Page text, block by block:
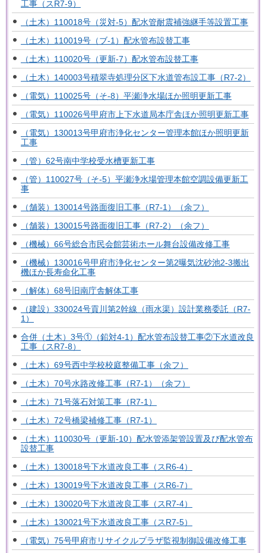
工事（スR7-9）
（土木）110018号（災対-5）配水管耐震補強継手等設置工事
（土木）110019号（ブ-1）配水管布設替工事
（土木）110020号（更新-7）配水管布設替工事
（土木）140003号積翠寺処理分区下水道管布設工事（R7-2）
（電気）110025号（そ-8）平瀬浄水場ほか照明更新工事
（電気）110026号甲府市上下水道局本庁舎ほか照明更新工事
（電気）130013号甲府市浄化センター管理本館ほか照明更新
工事
（管）62号南中学校受水槽更新工事
（管）110027号（そ-5）平瀬浄水場管理本館空調設備更新工
事
（舗装）130014号路面復旧工事（R7-1）（余フ）
（舗装）130015号路面復旧工事（R7-2）（余フ）
（機械）66号総合市民会館芸術ホール舞台設備改修工事
（機械）130016号甲府市浄化センター第2曝気沈砂池2-3搬出
機ほか長寿命化工事
（解体）68号旧南庁舎解体工事
（建設）330024号貢川第2幹線（雨水渠）設計業務委託（R7-
1）
合併（土木）3号①（鉛対4-1）配水管布設替工事②下水道改良
工事（スR7-8）
（土木）69号西中学校校庭整備工事（余フ）
（土木）70号水路改修工事（R7-1）（余フ）
（土木）71号落石対策工事（R7-1）
（土木）72号橋梁補修工事（R7-1）
（土木）110030号（更新-10）配水管添架管設置及び配水管布
設替工事
（土木）130018号下水道改良工事（スR6-4）
（土木）130019号下水道改良工事（スR6-7）
（土木）130020号下水道改良工事（スR7-4）
（土木）130021号下水道改良工事（スR7-5）
（電気）75号甲府市リサイクルプラザ監視制御設備改修工事